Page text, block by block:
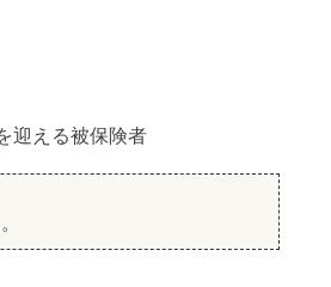
迎える被保険者